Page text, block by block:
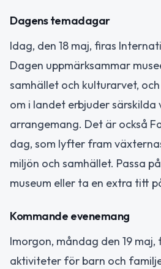
Dagens temadagar
Idag, den 18 maj, firas
Dagen uppmärksammar
samhället och kulturarvet,
om i landet erbjuder särskilda
arrangemang. Det är också
dag, som lyfter fram
miljön och samhället. Passa
museum eller ta en extra titt
Kommande evenemang
Imorgon, måndag den 19
aktiviteter för barn och